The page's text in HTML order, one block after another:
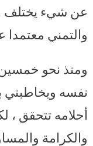
عن شيء يختلف
والتمني معتمدا
ومنذ نحو
نفسه ويخاطبني
أحلامه تتحقق
والكرامة